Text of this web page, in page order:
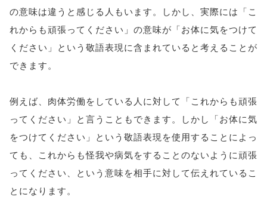
の意味は違うと感じる人もいます。しかし、実際には「こ
れからも頑張ってください」の意味が「お体に気をつけて
ください」という敬語表現に含まれていると考えることが
できます。
例えば、肉体労働をしている人に対して「これからも頑張
ってください」と言うこともできます。しかし「お体に気
をつけてください」という敬語表現を使用することによっ
ても、これからも怪我や病気をすることのないように頑張
ってください、という意味を相手に対して伝えれているこ
とになります。